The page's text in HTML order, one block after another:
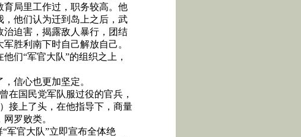
局里工作过，职务较高。他
他们认为迁到岛上之后，武
迫害，揭露敌人暴行，团结
胜利南下时自己解放自己。
们“军官大队”的组织之上，
信心也更加坚定。
在国民党军队服过役的官兵，
接上了头，在他指导下，商量
罗败类。
军官大队”立即宣布全体绝